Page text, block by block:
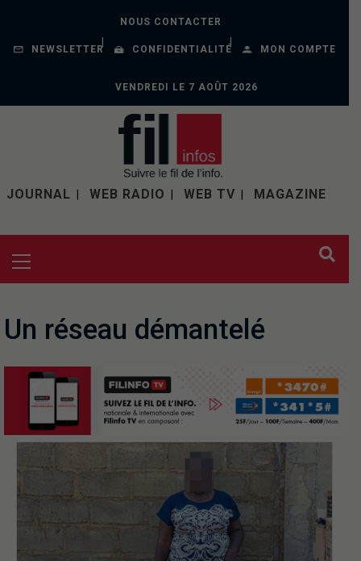
NOUS CONTACTER
NEWSLETTER CONFIDENTIALITÉ MON COMPTE
VENDREDI LE 7 AOÛT 2026
JOURNAL WEB RADIO WEB TV MAGAZINE
Un réseau démantelé